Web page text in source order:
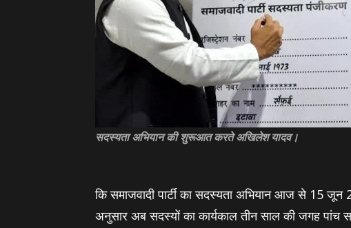
सदस्यता अभियान की शुरूआत करते अखिलेश यादव।
कि समाजवादी पार्टी का सदस्यता अभियान आज से 15
अनुसार अब सदस्यों का कार्यकाल तीन साल की जगह पांच